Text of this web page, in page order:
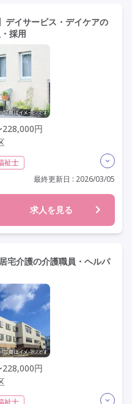
デイサービス・デイケアの
採用
228,000円
祉士
者研修(ヘルパー2級)
保険完備
交通費支給
定年60歳以上
最終更新日 : 2026/03/05
求人を見る
宅介護の介護職員・ヘルパ
228,000円
祉士